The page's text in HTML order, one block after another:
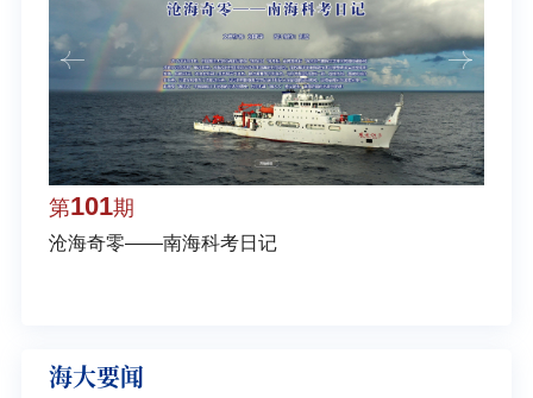
第101期
沧海奇零——南海科考日记
海大要闻